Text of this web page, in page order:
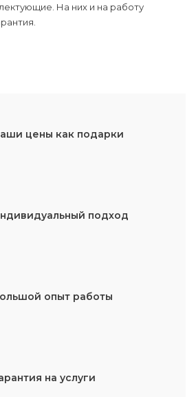
На них и на работу
цены как подарки
подход
опыт работы
на услуги